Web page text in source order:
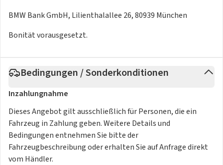
M Hochglanz Shadow Line mit erweiterten Umfängen
Ölwartungsintervall 30000 km / 24 Monate
BMW Bank GmbH, Lilienthalallee 26, 80939 München
Bonität vorausgesetzt.
Bedingungen / Sonderkonditionen
Inzahlungnahme
Dieses Angebot gilt ausschließlich für Personen, die ein
Fahrzeug in Zahlung geben. Weitere Details und
Bedingungen entnehmen Sie bitte der
Fahrzeugbeschreibung oder erhalten Sie auf Anfrage direkt
vom Händler.